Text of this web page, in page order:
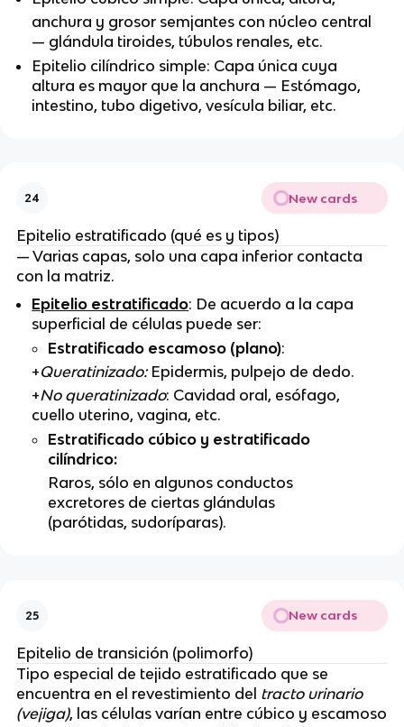
anchura y grosor semjantes con núcleo central
— glándula tiroides, túbulos renales, etc.
Epitelio cilíndrico simple: Capa única cuya
altura es mayor que la anchura — Estómago,
intestino, tubo digetivo, vesícula biliar, etc.
24 New cards
Epitelio estratificado (qué es y tipos)
— Varias capas, solo una capa inferior contacta
con la matriz.
Epitelio estratificado: De acuerdo a la capa
superficial de células puede ser:
Estratificado escamoso (plano):
+Queratinizado: Epidermis, pulpejo de dedo.
+No queratinizado: Cavidad oral, esófago,
cuello uterino, vagina, etc.
Estratificado cúbico y estratificado
cilíndrico:
Raros, sólo en algunos conductos
excretores de ciertas glándulas
(parótidas, sudoríparas).
25 New cards
Epitelio de transición (polimorfo)
Tipo especial de tejido estratificado que se
encuentra en el revestimiento del tracto urinario
(vejiga), las células varían entre cúbico y escamoso